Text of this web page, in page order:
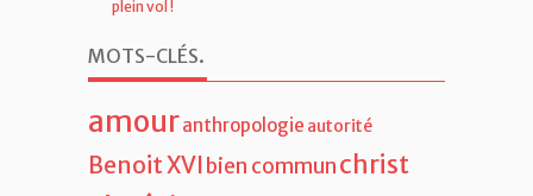
Benoit XVI
chrétiens
conversion croixDieudroit Eglise
Europefamillefeatured foi